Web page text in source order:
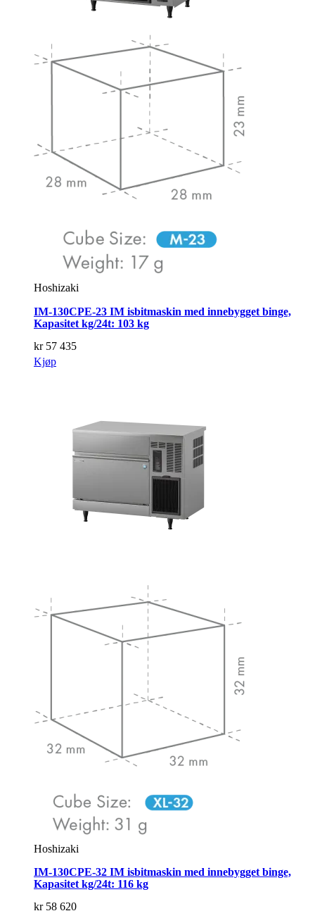
Hoshizaki
IM-130CPE-23 IM isbitmaskin med innebygget binge,
Kapasitet kg/24t: 103 kg
kr57 435
Kjøp
Hoshizaki
IM-130CPE-32 IM isbitmaskin med innebygget binge,
Kapasitet kg/24t: 116 kg
kr58 620